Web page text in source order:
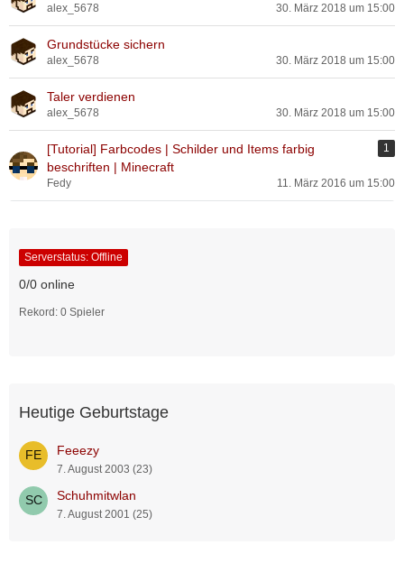
alex_5678 30. März 2018 um 15:00
Grundstücke sichern
alex_5678 30. März 2018 um 15:00
Taler verdienen
alex_5678 30. März 2018 um 15:00
[Tutorial] Farbcodes | Schilder und Items farbig
beschriften | Minecraft
1
Fedy 11. März 2016 um 15:00
Serverstatus: Offline
0/0 online
Rekord: 0 Spieler
Heutige Geburtstage
Feeezy
7. August 2003 (23)
Schuhmitwlan
7. August 2001 (25)